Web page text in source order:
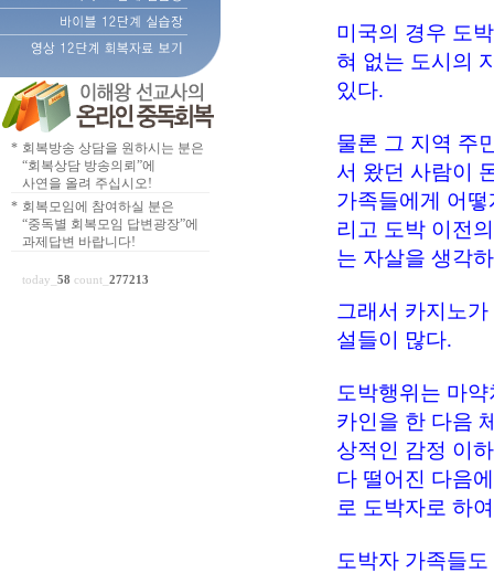
* 회복방송 상담을 원하시는 분은
“회복상담 방송의뢰”에
사연을 올려 주십시오!
* 회복모임에 참여하실 분은
“중독별 회복모임 답변광장”에
과제답변 바랍니다!
today_ 58 count_ 277213
미국의 경우 도
혀 없는 도시의
있다.
물론 그 지역 주
서 왔던 사람이
가족들에게 어
리고 도박 이전
는 자살을 생각
그래서 카지노
설들이 많다.
도박행위는 마
카인을 한 다음
상적인 감정 이
다 떨어진 다음
로 도박자로 하
도박자 가족들